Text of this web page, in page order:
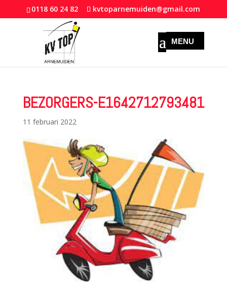
0118 60 24 82 kvtoparnemuiden@gmail.com
BEZORGERS-E1642712793481
11 februari 2022